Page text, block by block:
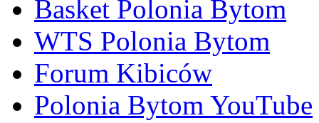
Basket Polonia Bytom
WTS Polonia Bytom
Forum Kibiców
Polonia Bytom YouTube